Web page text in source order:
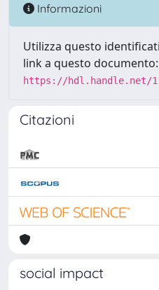
Informazioni
Utilizza questo
link a questo documento:
https://hdl.handle.net/
Citazioni
social impact